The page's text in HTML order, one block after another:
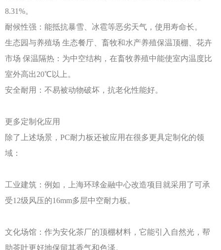
8.31%。
耐候性强：能抵抗暴雪、冰雹等恶劣天气，使用寿命长。
生态园与养殖场 生态餐厅、畜牧和水产养殖保温顶棚、花卉
市场 保温隔热：为中空结构，在畜牧养殖中能使室内温度比
室外高出20℃以上。
安全耐用：不易被动物破坏，抗老化性能好。
更多定制化应用
除了上述场景， PC耐力板还被应用在很多更具定制化的领
域：
工业建筑：例如，上海环球金融中心改造项目就采用了可承
受12级风压的16mm多层中空耐力板。
文化场馆：作为安化茶厂的顶棚材料，它能引入自然光，帮
助茶叶更好地保留其香气和色泽。